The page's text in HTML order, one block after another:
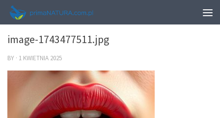
0
image-1743477511.jpg
BY · 1 KWIETNIA 2025